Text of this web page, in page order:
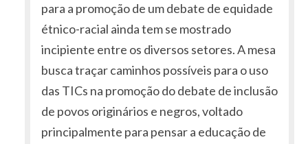
para a promoção de um debate de equidade
étnico-racial ainda tem se mostrado
incipiente entre os diversos setores. A mesa
busca traçar caminhos possíveis para o uso
das TICs na promoção do debate de inclusão
de povos originários e negros, voltado
principalmente para pensar a educação de